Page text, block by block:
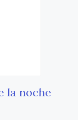
la noche